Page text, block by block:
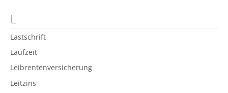
L
Lastschrift
Laufzeit
Leibrentenversicherung
Leitzins